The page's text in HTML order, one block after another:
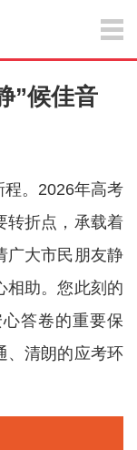
”候佳音
。2026年高考
转折点，承载着
广大市民朋友静
相助。您此刻的
答卷的重要保
、清朗的应考环